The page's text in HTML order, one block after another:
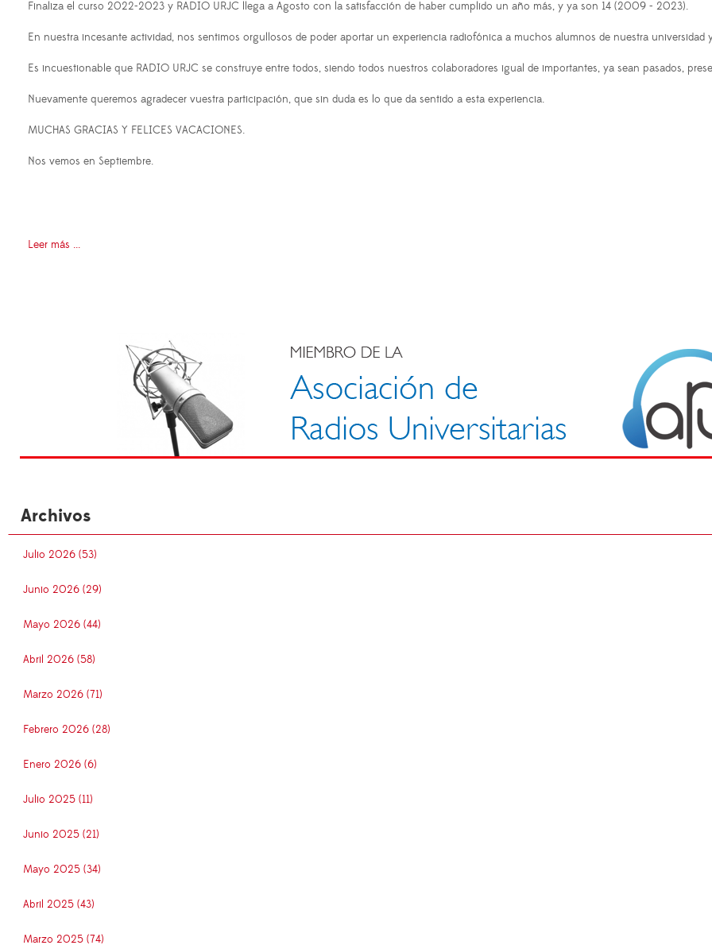
Finaliza el curso 2022-2023 y RADIO URJC llega a Agosto con la satisfacción de haber cumplido un año más, y ya son 14 (2009 - 2023).
En nuestra incesante actividad, nos sentimos orgullosos de poder aportar un experiencia radiofónica a muchos alumnos de nuestra
Es incuestionable que RADIO URJC se construye entre todos, siendo todos nuestros colaboradores igual de importantes, ya sean pasados,
Nuevamente queremos agradecer vuestra participación, que sin duda es lo que da sentido a esta experiencia.
MUCHAS GRACIAS Y FELICES VACACIONES.
Nos vemos en Septiembre.
Leer más ...
Archivos
Julio 2026 (53)
Junio 2026 (29)
Mayo 2026 (44)
Abril 2026 (58)
Marzo 2026 (71)
Febrero 2026 (28)
Enero 2026 (6)
Julio 2025 (11)
Junio 2025 (21)
Mayo 2025 (34)
Abril 2025 (43)
Marzo 2025 (74)